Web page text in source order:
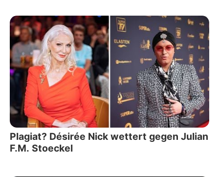
Plagiat? Désirée Nick wettert gegen Julian
F.M. Stoeckel